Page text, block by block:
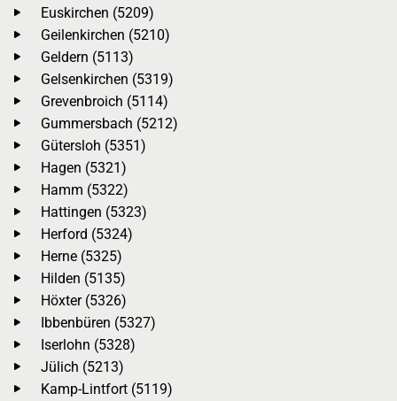
Euskirchen (5209)
Geilenkirchen (5210)
Geldern (5113)
Gelsenkirchen (5319)
Grevenbroich (5114)
Gummersbach (5212)
Gütersloh (5351)
Hagen (5321)
Hamm (5322)
Hattingen (5323)
Herford (5324)
Herne (5325)
Hilden (5135)
Höxter (5326)
Ibbenbüren (5327)
Iserlohn (5328)
Jülich (5213)
Kamp-Lintfort (5119)